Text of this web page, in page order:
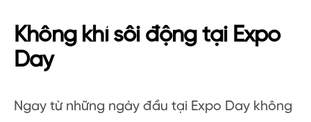
Không khí sôi động tại Expo
Day
Ngay từ những ngày đầu tại Expo Day không